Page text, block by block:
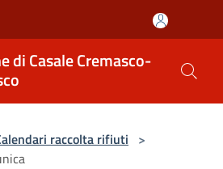
di Casale Cremasco-
raccolta rifiuti >